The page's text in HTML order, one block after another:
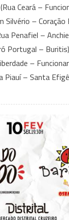
do
Carnaval
–
26/02
Ceará –
Silvério –
Penafiel –
Portugal –
–
Piauí – Santa